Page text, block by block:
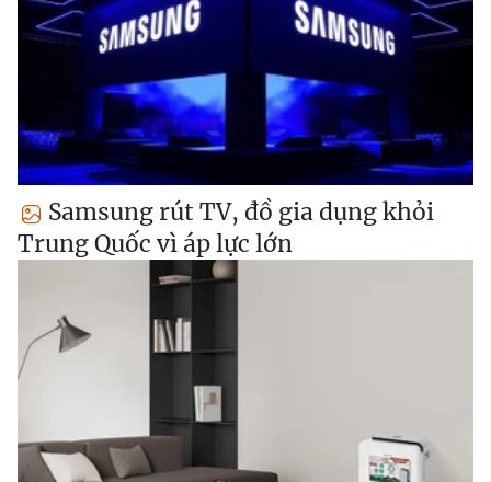
Samsung rút TV, đồ gia dụng khỏi
Trung Quốc vì áp lực lớn